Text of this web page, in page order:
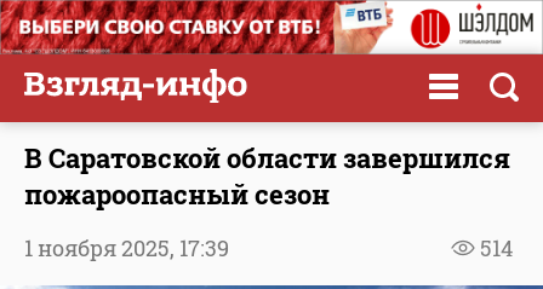
В Саратовской области завершился
пожароопасный сезон
514
1 ноября 2025, 17:39